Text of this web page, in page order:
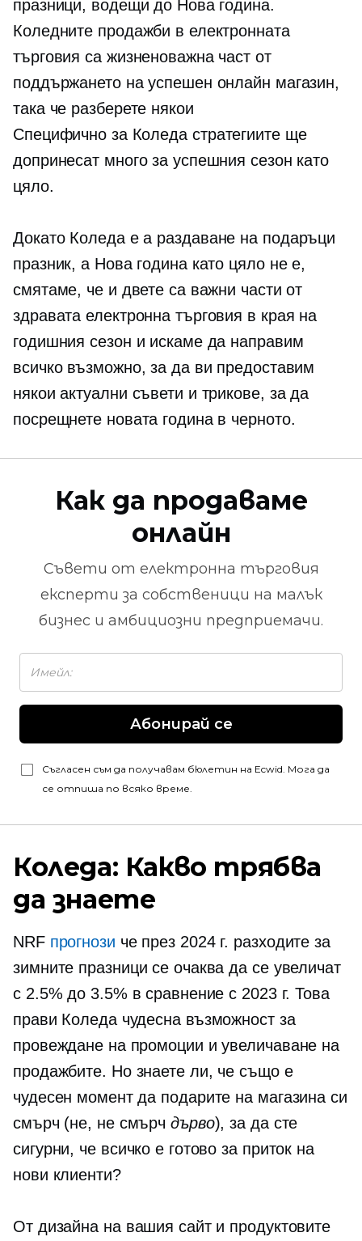
празници, водещи до Нова година.
Коледните продажби в електронната
търговия са жизненоважна част от
поддържането на успешен онлайн магазин,
така че разберете някои
Специфично за Коледа стратегиите ще
допринесат много за успешния сезон като
цяло.
Докато Коледа е а раздаване на подаръци
празник, а Нова година като цяло не е,
смятаме, че и двете са важни части от
здравата електронна търговия в края на
годишния сезон и искаме да направим
всичко възможно, за да ви предоставим
някои актуални съвети и трикове, за да
посрещнете новата година в черното.
Как да продаваме
онлайн
Съвети от електронна търговия
експерти за собственици на малък
бизнес и амбициозни предприемачи.
Абонирай се
Съгласен съм да получавам бюлетин на Ecwid. Мога да
се отпиша по всяко време.
Коледа: Какво трябва
да знаете
NRF прогнози че през 2024 г. разходите за
зимните празници се очаква да се увеличат
с 2.5% до 3.5% в сравнение с 2023 г. Това
прави Коледа чудесна възможност за
провеждане на промоции и увеличаване на
продажбите. Но знаете ли, че също е
чудесен момент да подарите на магазина си
смърч (не, не смърч дърво), за да сте
сигурни, че всичко е готово за приток на
нови клиенти?
От дизайна на вашия сайт и продуктовите